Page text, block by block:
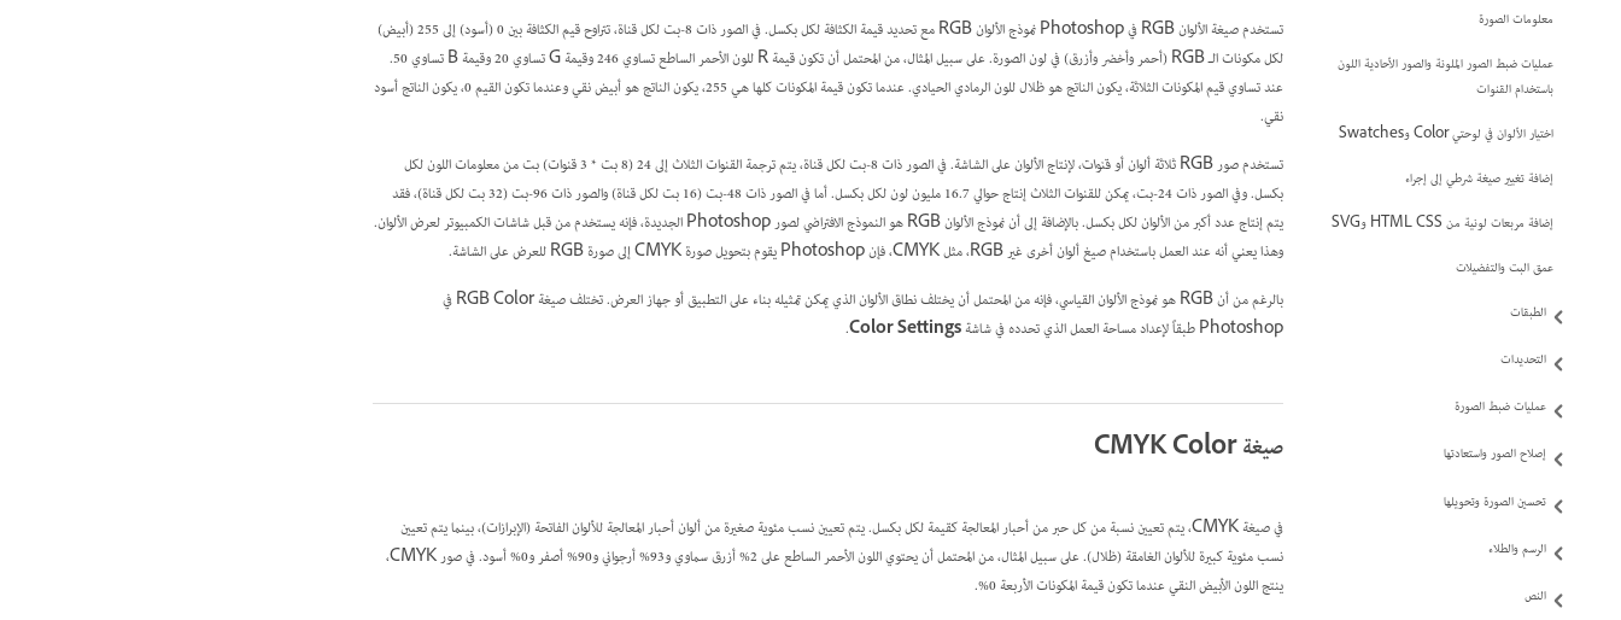
معلومات الصورة
عمليات ضبط الصور الملونة والصور الأحادية اللون
باستخدام القنوات
اختيار الألوان في لوحتي Color وSwatches
إضافة تغيير صيغة شرطي إلى إجراء
إضافة مربعات لونية من HTML CSS وSVG
عمق البت والتفضيلات
الطبقات
التحديدات
عمليات ضبط الصورة
إصلاح الصور واستعادتها
تحسين الصورة وتحويلها
الرسم والطلاء
النص
تستخدم صيغة الألوان RGB في Photoshop نموذج الألوان RGB مع تحديد قيمة الكثافة لكل بكسل. في الصور ذات 8-بت لكل قناة، تتراوح قيم الكثافة بين 0 (أسود) إلى 255 (أبيض)
لكل مكونات الـ RGB (أحمر وأخضر وأزرق) في لون الصورة. على سبيل المثال، من المحتمل أن تكون قيمة R للون الأحمر الساطع تساوي 246 وقيمة G تساوي 20 وقيمة B تساوي 50.
عند تساوي قيم المكونات الثلاثة، يكون الناتج هو ظلال للون الرمادي الحيادي. عندما تكون قيمة المكونات كلها هي 255، يكون الناتج هو أبيض نقي وعندما تكون القيم 0، يكون الناتج أسود
نقي.
تستخدم صور RGB ثلاثة ألوان أو
قنوات
، لإنتاج الألوان على الشاشة. في الصور ذات 8-بت لكل قناة، يتم ترجمة القنوات الثلاث إلى 24 (8 بت * 3 قنوات) بت من معلومات اللون لكل
بكسل. وفي الصور ذات 24-بت، يمكن للقنوات الثلاث إنتاج حوالي 16.7 مليون لون لكل بكسل. أما في الصور ذات 48-بت (16 بت لكل قناة) والصور ذات 96-بت (32 بت لكل قناة)، فقد
يتم إنتاج عدد أكبر من الألوان لكل بكسل. بالإضافة إلى أن نموذج الألوان RGB هو النموذج الافتراضي لصور Photoshop الجديدة، فإنه يستخدم من قبل شاشات الكمبيوتر لعرض الألوان.
وهذا يعني أنه عند العمل باستخدام صيغ ألوان أخرى غير RGB، مثل CMYK، فإن Photoshop يقوم بتحويل صورة CMYK إلى صورة RGB للعرض على الشاشة.
بالرغم من أن RGB هو نموذج الألوان القياسي، فإنه من المحتمل أن يختلف نطاق الألوان الذي يمكن تمثيله بناء على التطبيق أو جهاز العرض. تختلف صيغة RGB Color في
Photoshop طبقاً لإعداد مساحة العمل الذي تحدده في شاشة
Color Settings
.
صيغة CMYK Color
في صيغة CMYK، يتم تعيين نسبة من كل حبر من أحبار المعالجة كقيمة لكل بكسل. يتم تعيين نسب مئوية صغيرة من ألوان أحبار المعالجة للألوان الفاتحة (الإبرازات)، بينما يتم تعيين
نسب مئوية كبيرة للألوان الغامقة (ظلال). على سبيل المثال، من المحتمل أن يحتوي اللون الأحمر الساطع على 2% أزرق سماوي و93% أرجواني و90% أصفر و0% أسود. في صور CMYK،
ينتج اللون الأبيض النقي عندما تكون قيمة المكونات الأربعة 0%.